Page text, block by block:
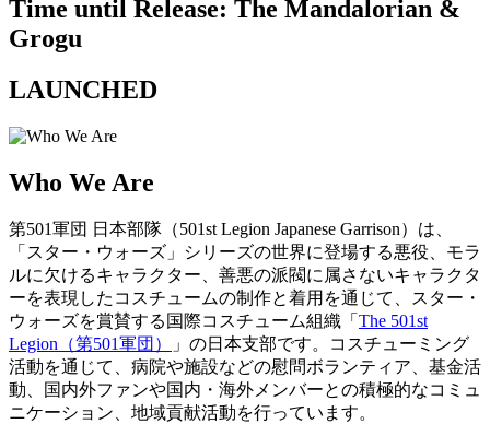
Time until Release: The Mandalorian &
Grogu
LAUNCHED
Who We Are
第501軍団 日本部隊（501st Legion Japanese Garrison）は、
「スター・ウォーズ」シリーズの世界に登場する悪役、モラ
ルに欠けるキャラクター、善悪の派閥に属さないキャラクタ
ーを表現したコスチュームの制作と着用を通じて、スター・
ウォーズを賞賛する国際コスチューム組織「 The 501st
Legion（第501軍団）
」の日本支部です。コスチューミング
活動を通じて、病院や施設などの慰問ボランティア、基金活
動、国内外ファンや国内・海外メンバーとの積極的なコミュ
ニケーション、地域貢献活動を行っています。